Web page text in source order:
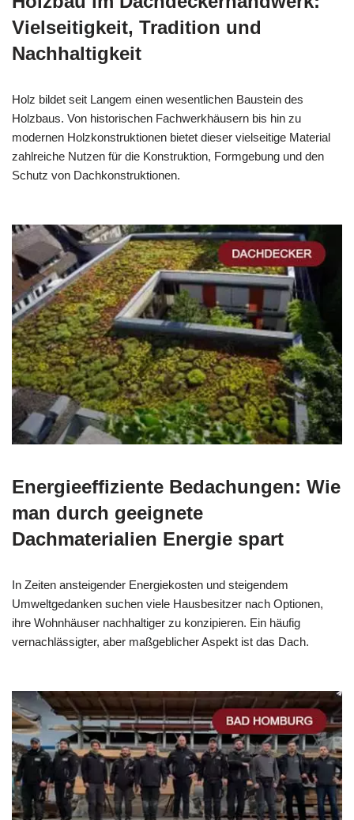
Vielseitigkeit, Tradition und
Nachhaltigkeit
Holz bildet seit Langem einen wesentlichen Baustein des
Holzbaus. Von historischen Fachwerkhäusern bis hin zu
modernen Holzkonstruktionen bietet dieser vielseitige Material
zahlreiche Nutzen für die Konstruktion, Formgebung und den
Schutz von Dachkonstruktionen.
Energieeffiziente Bedachungen: Wie
man durch geeignete
Dachmaterialien Energie spart
In Zeiten ansteigender Energiekosten und steigendem
Umweltgedanken suchen viele Hausbesitzer nach Optionen,
ihre Wohnhäuser nachhaltiger zu konzipieren. Ein häufig
vernachlässigter, aber maßgeblicher Aspekt ist das Dach.